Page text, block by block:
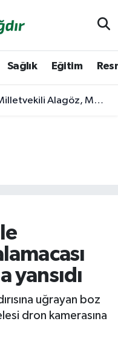
Sağlık Eğitim
MHP İl Başkanlığını Ziyaret Etti
yansıdı
uğrayan boz
dron kamerasına
Fikstür